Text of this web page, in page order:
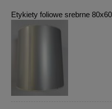
Etykiety foliowe srebrne